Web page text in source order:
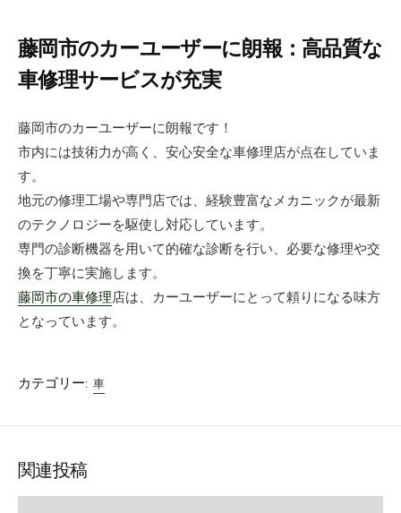
藤岡市のカーユーザーに朗報：高品質な
車修理サービスが充実
藤岡市のカーユーザーに朗報です！
市内には技術力が高く、安心安全な車修理店が点在していま
す。
地元の修理工場や専門店では、経験豊富なメカニックが最新
のテクノロジーを駆使し対応しています。
専門の診断機器を用いて的確な診断を行い、必要な修理や交
換を丁寧に実施します。
藤岡市の車修理店は、カーユーザーにとって頼りになる味方
となっています。
カテゴリー: 車
関連投稿